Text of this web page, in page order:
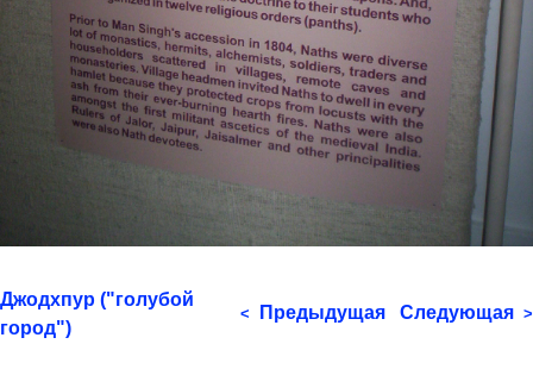
Джодхпур ("голубой
город")
< Предыдущая Следующая >